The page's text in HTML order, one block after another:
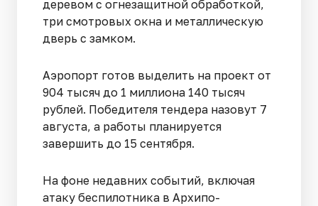
деревом с огнезащитной обработкой,
три смотровых окна и металлическую
дверь с замком.
Аэропорт готов выделить на проект от
904 тысяч до 1 миллиона 140 тысяч
рублей. Победителя тендера назовут 7
августа, а работы планируется
завершить до 15 сентября.
На фоне недавних событий, включая
атаку беспилотника в Архипо-